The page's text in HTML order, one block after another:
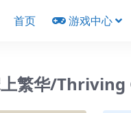
首页 游戏中心
繁华/